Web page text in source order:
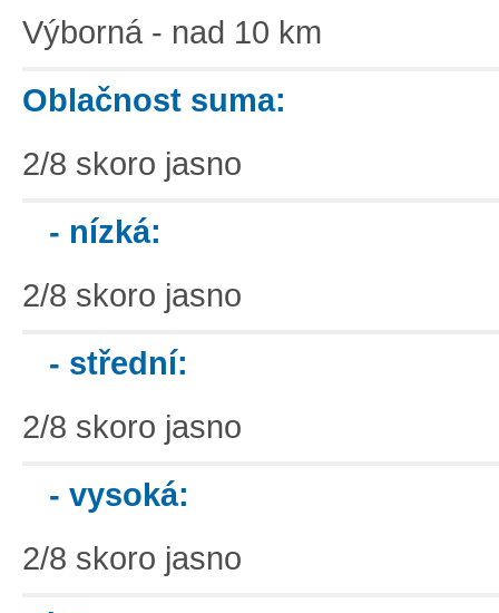
Výborná - nad 10 km
Oblačnost suma:
2/8 skoro jasno
- nízká:
2/8 skoro jasno
- střední:
2/8 skoro jasno
- vysoká:
2/8 skoro jasno